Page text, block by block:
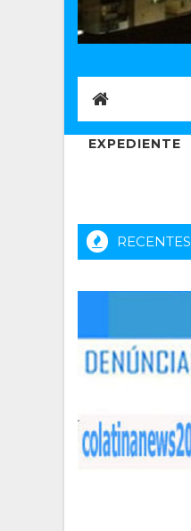
EXPEDIENTE
RECENTES